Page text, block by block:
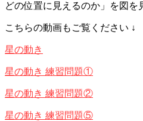
どの位置に見えるのか」を図を
こちらの動画もご覧ください ↓
星の動き
星の動き 練習問題①
星の動き 練習問題②
星の動き 練習問題⑤